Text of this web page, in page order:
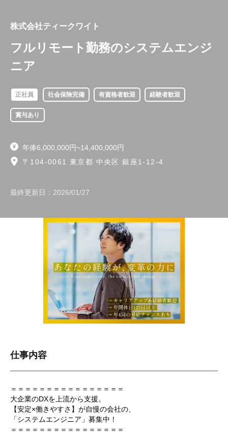
株式会社ティークワイト
フルリモート勤務のシステムエンジ
ニア
正社員 社会保険完備 有資格者歓迎 経験者歓迎
賞与あり
年俸6,000,000円~14,400,000円
〒104-0061 東京都 中央区 銀座1-12-4
最終更新日： 2026/01/27
仕事内容
＝＝＝＝＝＝＝＝＝＝＝＝＝＝＝＝
大企業のDXを上流から支援。
【安定×働きやすさ】が自慢の会社の、
「システムエンジニア」募集中！
＝＝＝＝＝＝＝＝＝＝＝＝＝＝＝＝